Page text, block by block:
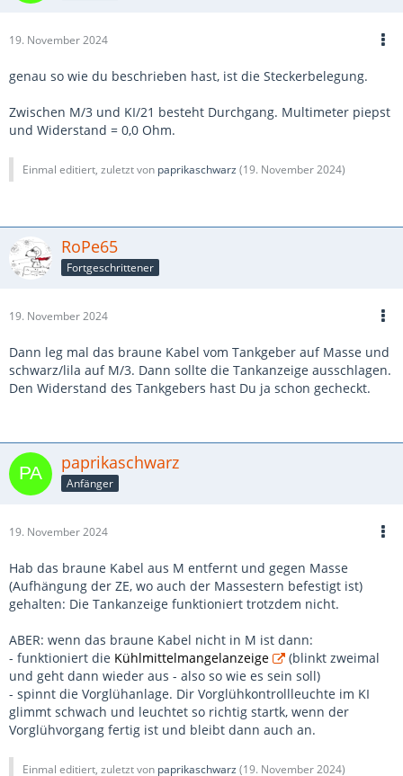
19. November 2024
genau so wie du beschrieben hast, ist die Steckerbelegung.
Zwischen M/3 und KI/21 besteht Durchgang. Multimeter piepst
und Widerstand = 0,0 Ohm.
Einmal editiert, zuletzt von paprikaschwarz (19. November 2024)
RoPe65
Fortgeschrittener
19. November 2024
Dann leg mal das braune Kabel vom Tankgeber auf Masse und
schwarz/lila auf M/3. Dann sollte die Tankanzeige ausschlagen.
Den Widerstand des Tankgebers hast Du ja schon gecheckt.
paprikaschwarz
Anfänger
19. November 2024
Hab das braune Kabel aus M entfernt und gegen Masse
(Aufhängung der ZE, wo auch der Massestern befestigt ist)
gehalten: Die Tankanzeige funktioniert trotzdem nicht.
ABER: wenn das braune Kabel nicht in M ist dann:
- funktioniert die Kühlmittelmangelanzeige
(blinkt zweimal
und geht dann wieder aus - also so wie es sein soll)
- spinnt die Vorglühanlage. Dir Vorglühkontrollleuchte im KI
glimmt schwach und leuchtet so richtig startk, wenn der
Vorglühvorgang fertig ist und bleibt dann auch an.
Einmal editiert, zuletzt von paprikaschwarz (19. November 2024)